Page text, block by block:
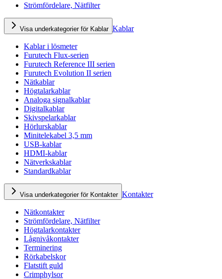
Strömfördelare, Nätfilter
Visa underkategorier för Kablar Kablar
Kablar i lösmeter
Furutech Flux-serien
Furutech Reference III serien
Furutech Evolution II serien
Nätkablar
Högtalarkablar
Analoga signalkablar
Digitalkablar
Skivspelarkablar
Hörlurskablar
Minitelekabel 3,5 mm
USB-kablar
HDMI-kablar
Nätverkskablar
Standardkablar
Visa underkategorier för Kontakter Kontakter
Nätkontakter
Strömfördelare, Nätfilter
Högtalarkontakter
Lågnivåkontakter
Terminering
Rörkabelskor
Flatstift guld
Crimphylsor